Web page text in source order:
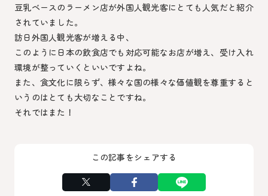
豆乳ベースのラーメン店が外国人観光客にとても人気だと紹介
されていました。
訪日外国人観光客が増える中、
このように日本の飲食店でも対応可能なお店が増え、受け入れ
環境が整っていくといいですよね。
また、食文化に限らず、様々な国の様々な価値観を尊重すると
いうのはとても大切なことですね。
それではまた！
この記事をシェアする